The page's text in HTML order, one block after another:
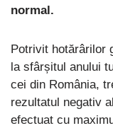
normal.
Potrivit hotărârilor
la sfârșitul anului
cei din România,
rezultatul negativ
efectuat cu